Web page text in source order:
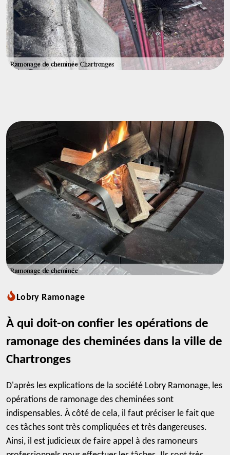
Lobry Ramonage
À qui doit-on confier les opérations de
ramonage des cheminées dans la ville de
Chartronges
D'après les explications de la société Lobry Ramonage, les
opérations de ramonage des cheminées sont
indispensables. À côté de cela, il faut préciser le fait que
ces tâches sont très compliquées et très dangereuses.
Ainsi, il est judicieux de faire appel à des ramoneurs